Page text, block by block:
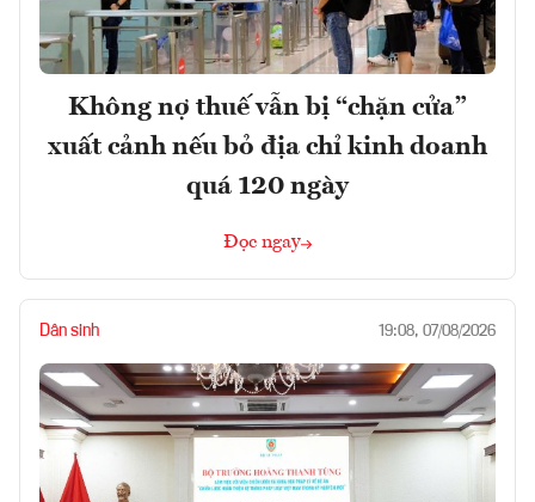
Không nợ thuế vẫn bị “chặn cửa”
xuất cảnh nếu bỏ địa chỉ kinh doanh
quá 120 ngày
Đọc ngay
Dân sinh 19:08, 07/08/2026